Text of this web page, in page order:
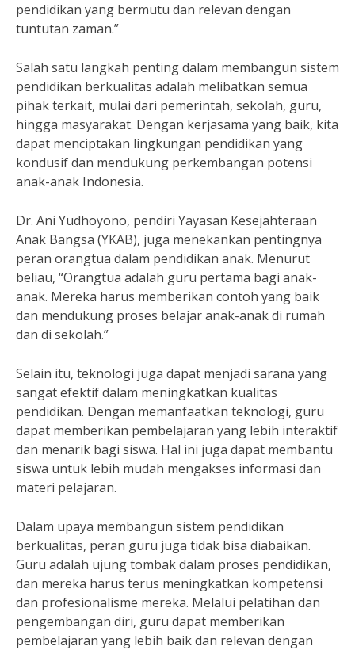
pendidikan yang bermutu dan relevan dengan
tuntutan zaman.”
Salah satu langkah penting dalam membangun sistem
pendidikan berkualitas adalah melibatkan semua
pihak terkait, mulai dari pemerintah, sekolah, guru,
hingga masyarakat. Dengan kerjasama yang baik, kita
dapat menciptakan lingkungan pendidikan yang
kondusif dan mendukung perkembangan potensi
anak-anak Indonesia.
Dr. Ani Yudhoyono, pendiri Yayasan Kesejahteraan
Anak Bangsa (YKAB), juga menekankan pentingnya
peran orangtua dalam pendidikan anak. Menurut
beliau, “Orangtua adalah guru pertama bagi anak-
anak. Mereka harus memberikan contoh yang baik
dan mendukung proses belajar anak-anak di rumah
dan di sekolah.”
Selain itu, teknologi juga dapat menjadi sarana yang
sangat efektif dalam meningkatkan kualitas
pendidikan. Dengan memanfaatkan teknologi, guru
dapat memberikan pembelajaran yang lebih interaktif
dan menarik bagi siswa. Hal ini juga dapat membantu
siswa untuk lebih mudah mengakses informasi dan
materi pelajaran.
Dalam upaya membangun sistem pendidikan
berkualitas, peran guru juga tidak bisa diabaikan.
Guru adalah ujung tombak dalam proses pendidikan,
dan mereka harus terus meningkatkan kompetensi
dan profesionalisme mereka. Melalui pelatihan dan
pengembangan diri, guru dapat memberikan
pembelajaran yang lebih baik dan relevan dengan